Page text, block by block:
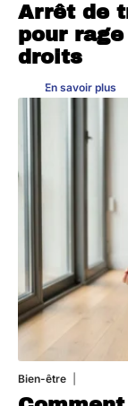
Arrêt de
pour
droits
En savoir plus
Bien-être